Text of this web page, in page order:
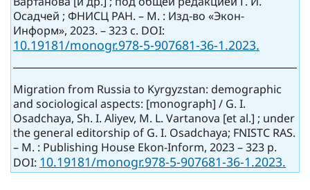
Осадчей ; ФНИСЦ РАН. – М. : Изд-во «Экон-
Информ», 2023. – 323 c. DOI:
10.19181/monogr.978-5-907681-36-1.2023.
Migration from Russia to Kyrgyzstan: demographic
and sociological aspects: [monograph] / G. I.
Osadchaya, Sh. I. Aliyev, M. L. Vartanova [et al.] ; under
the general editorship of G. I. Osadchaya; FNISTC RAS.
– M. : Publishing House Ekon-Inform, 2023 – 323 p.
DOI: 10.19181/monogr.978-5-907681-36-1.2023.